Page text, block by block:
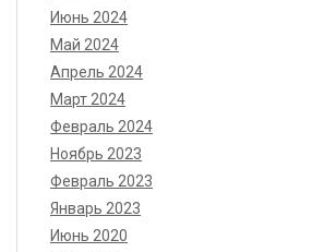
Июнь 2024
Май 2024
Апрель 2024
Март 2024
Февраль 2024
Ноябрь 2023
Февраль 2023
Январь 2023
Июнь 2020